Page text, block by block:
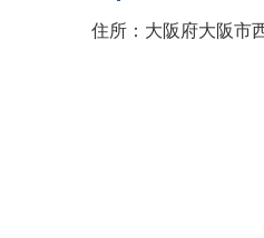
住所：大阪府大阪市